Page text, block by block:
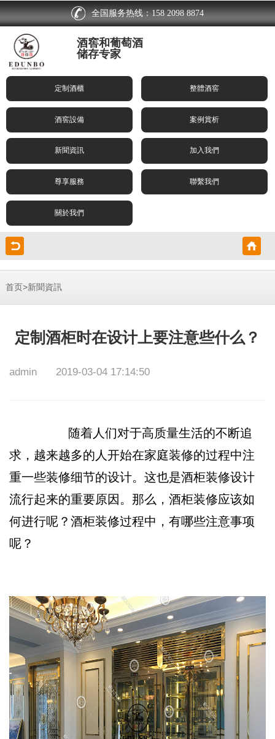
全国服务热线：158 2098 8874
酒窖和葡萄酒
储存专家
定制酒櫃 整體酒窖
酒窖設備 案例賞析
新聞資訊 加入我們
尊享服務 聯繫我們
關於我們
首页>新聞資訊
定制酒柜时在设计上要注意些什么？
admin 2019-03-04 17:14:50
随着人们对于高质量生活的不断追
求，越来越多的人开始在家庭装修的过程中注
重一些装修细节的设计。这也是酒柜装修设计
流行起来的重要原因。那么，酒柜装修应该如
何进行呢？酒柜装修过程中，有哪些注意事项
呢？